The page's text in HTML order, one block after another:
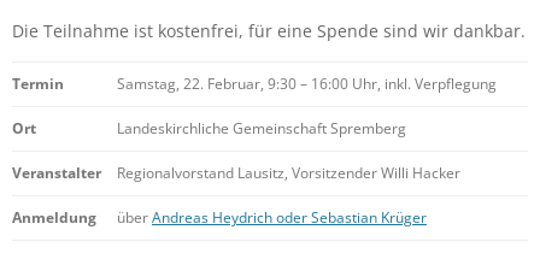
Die Teilnahme ist kostenfrei, für eine Spende sind wir dankbar.
Termin Samstag, 22. Februar, 9:30 – 16:00 Uhr, inkl. Verpflegung
Ort Landeskirchliche Gemeinschaft Spremberg
Veranstalter Regionalvorstand Lausitz, Vorsitzender Willi Hacker
Anmeldung überAndreas Heydrich oder Sebastian Krüger